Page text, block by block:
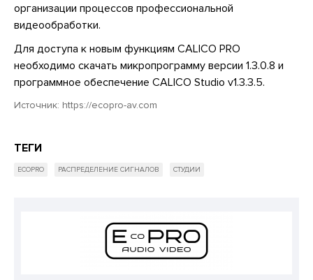
организации процессов профессиональной
видеообработки.
Для доступа к новым функциям CALICO PRO
необходимо скачать микропрограмму версии 1.3.0.8 и
программное обеспечение CALICO Studio v1.3.3.5.
Источник: https://ecopro-av.com
ТЕГИ
ECOPRO РАСПРЕДЕЛЕНИЕ СИГНАЛОВ СТУДИИ